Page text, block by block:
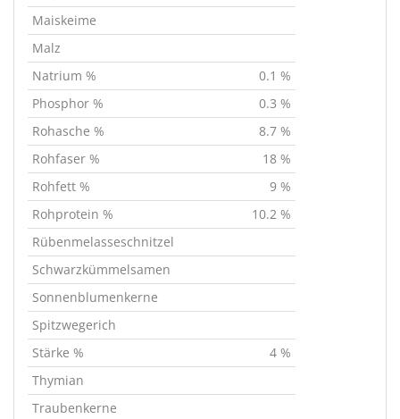
Maiskeime
Malz
Natrium %
0.1 %
Phosphor %
0.3 %
Rohasche %
8.7 %
Rohfaser %
18 %
Rohfett %
9 %
Rohprotein %
10.2 %
Rübenmelasseschnitzel
Schwarzkümmelsamen
Sonnenblumenkerne
Spitzwegerich
Stärke %
4 %
Thymian
Traubenkerne